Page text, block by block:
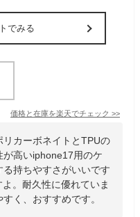
でみる
価格と在庫を楽天でチェック >>
カーボネイトとTPUの
が高いiphone17用のケ
持ちやすさがいいです
。耐久性に優れていま
く、おすすめです。